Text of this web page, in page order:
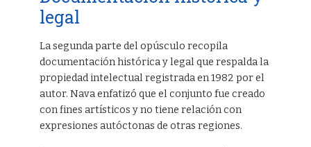
legal
La segunda parte del opúsculo recopila
documentación histórica y legal que respalda la
propiedad intelectual registrada en 1982 por el
autor. Nava enfatizó que el conjunto fue creado
con fines artísticos y no tiene relación con
expresiones autóctonas de otras regiones.